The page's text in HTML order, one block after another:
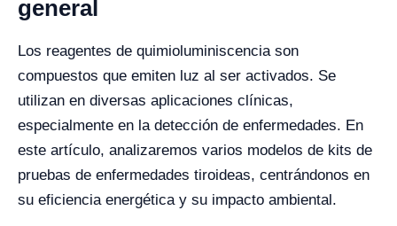
general
Los reagentes de quimioluminiscencia son
compuestos que emiten luz al ser activados. Se
utilizan en diversas aplicaciones clínicas,
especialmente en la detección de enfermedades. En
este artículo, analizaremos varios modelos de kits de
pruebas de enfermedades tiroideas, centrándonos en
su eficiencia energética y su impacto ambiental.